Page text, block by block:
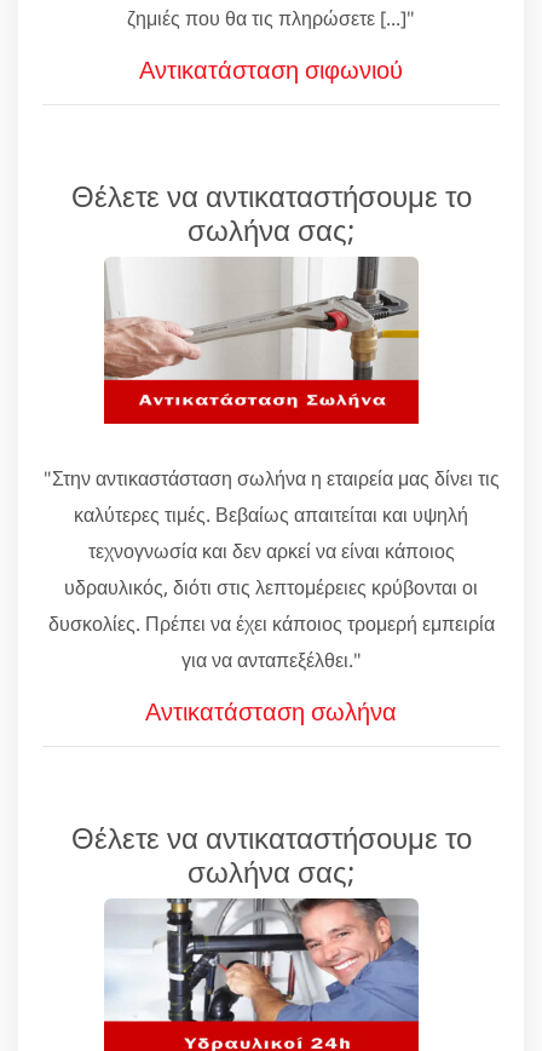
ζημιές που θα τις πληρώσετε [...]"
Αντικατάσταση σιφωνιού
Θέλετε να αντικαταστήσουμε το
σωλήνα σας;
"Στην αντικαστάσταση σωλήνα η εταιρεία μας δίνει τις
καλύτερες τιμές. Βεβαίως απαιτείται και υψηλή
τεχνογνωσία και δεν αρκεί να είναι κάποιος
υδραυλικός, διότι στις λεπτομέρειες κρύβονται οι
δυσκολίες. Πρέπει να έχει κάποιος τρομερή εμπειρία
για να ανταπεξέλθει."
Αντικατάσταση σωλήνα
Θέλετε να αντικαταστήσουμε το
σωλήνα σας;